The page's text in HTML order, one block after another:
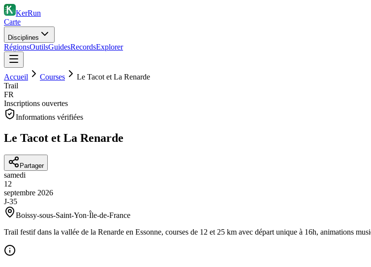
KerRun
Carte
Disciplines
RégionsOutilsGuidesRecordsExplorer
Accueil Courses
Le Tacot et La Renarde
Trail
FR
Inscriptions ouvertes
Informations vérifiées
Le Tacot et La Renarde
Partager
samedi
12
septembre 2026
J-35
Boissy-sous-Saint-Yon·Île-de-France
Trail festif dans la vallée de la Renarde en Essonne, courses de 12 et 25 km avec départ unique à 16h, animations